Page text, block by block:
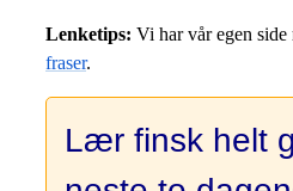
Lenketips: Vi har vår egen side
fraser.
Lær finsk helt